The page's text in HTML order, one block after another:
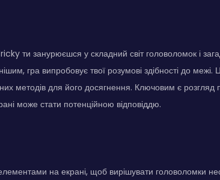
ти занурюєшся у складний світ головоломок і
гра випробовує твої розумові здібності до
методів для його досягнення. Ключовим є розгляд
може стати потенційною відповіддю.
на екрані, щоб вирішувати головоломки